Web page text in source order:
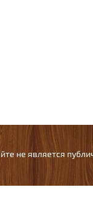
не является